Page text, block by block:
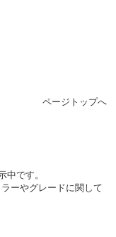
ページトップへ
中です。
ーやグレードに関して